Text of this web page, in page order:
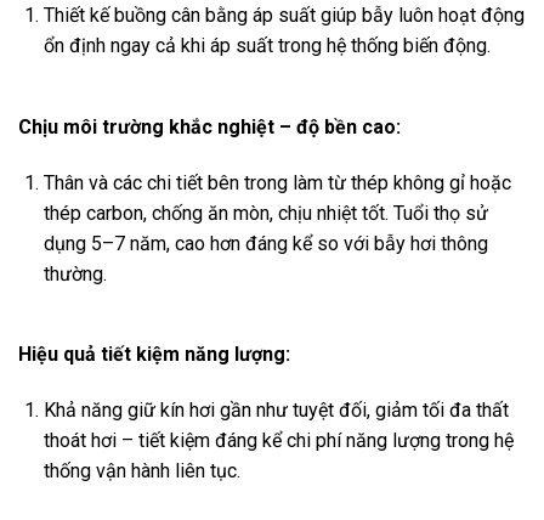
Thiết kế buồng cân bằng áp suất giúp bẫy luôn hoạt động
ổn định ngay cả khi áp suất trong hệ thống biến động.
Chịu môi trường khắc nghiệt – độ bền cao:
Thân và các chi tiết bên trong làm từ thép không gỉ hoặc
thép carbon, chống ăn mòn, chịu nhiệt tốt. Tuổi thọ sử
dụng 5–7 năm, cao hơn đáng kể so với bẫy hơi thông
thường.
Hiệu quả tiết kiệm năng lượng:
Khả năng giữ kín hơi gần như tuyệt đối, giảm tối đa thất
thoát hơi – tiết kiệm đáng kể chi phí năng lượng trong hệ
thống vận hành liên tục.